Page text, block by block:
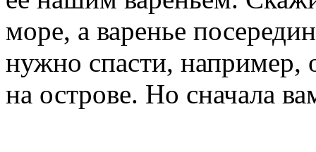
море, а варенье
нужно спасти, например,
на острове. Но сначала